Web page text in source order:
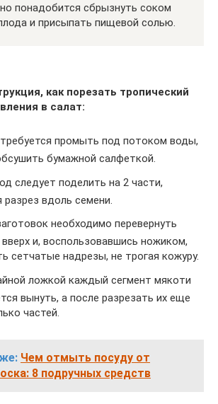
понадобится сбрызнуть соком
и присыпать пищевой солью.
как порезать тропический
в салат:
промыть под потоком воды,
бумажной салфеткой.
следует поделить на 2 части,
разрез вдоль семени.
необходимо перевернуть
и, воспользовавшись ножиком,
сетчатые надрезы, не трогая кожуру.
ложкой каждый сегмент мякоти
вынуть, а после разрезать их еще
частей.
Чем отмыть посуду от
8 подручных средств